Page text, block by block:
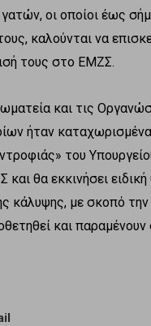
οι οποίοι έως
καλούνται να
τους στο ΕΜΖΣ.
και τις
ήταν
του
θα εκκινήσει ειδική
κάλυψης, με σκοπό
και παραμένουν